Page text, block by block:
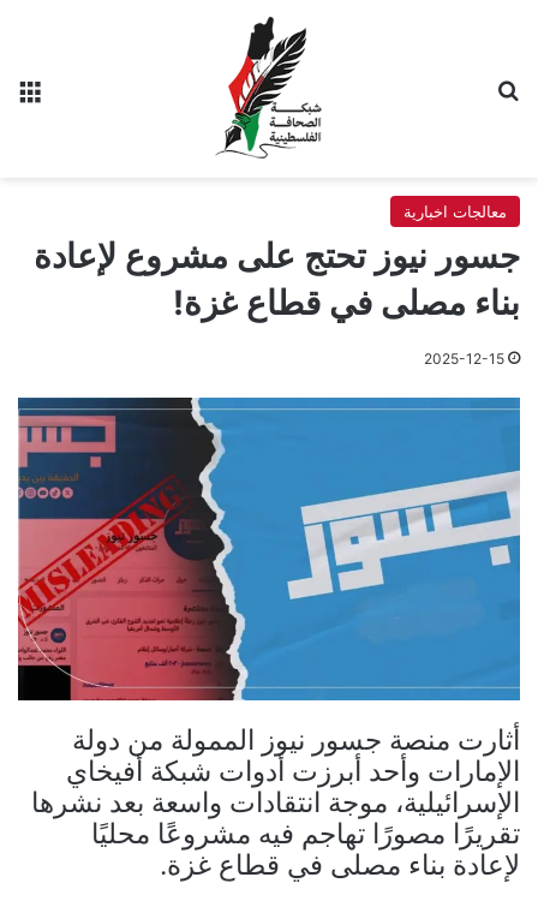
معالجات اخبارية
جسور نيوز تحتج على مشروع لإعادة
بناء مصلى في قطاع غزة!
2025-12-15
أثارت منصة جسور نيوز الممولة من دولة
الإمارات وأحد أبرزت أدوات شبكة أفيخاي
الإسرائيلية، موجة انتقادات واسعة بعد نشرها
تقريرًا مصورًا تهاجم فيه مشروعًا محليًا
لإعادة بناء مصلى في قطاع غزة.